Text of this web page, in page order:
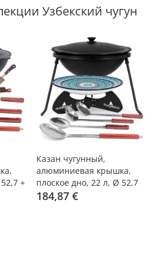
Узбекский чугун
+
-25%
Казан чугунный,
алюминиевая крышка,
плоское дно, 22 л, Ø 52,7
см + подставка + тренога
184,87 €